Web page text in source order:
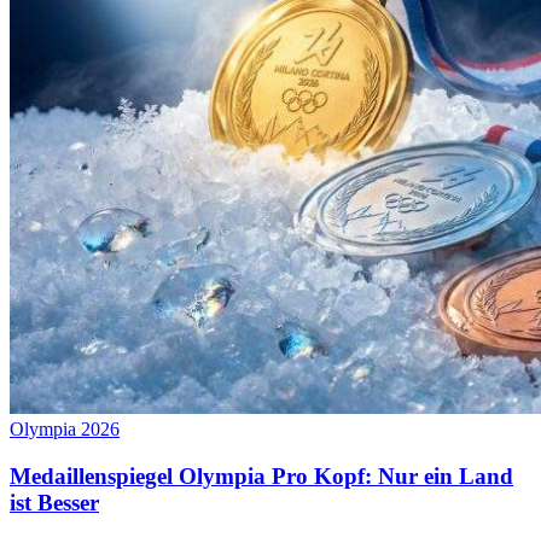
Olympia 2026
Medaillenspiegel Olympia Pro Kopf: Nur ein Land
ist Besser